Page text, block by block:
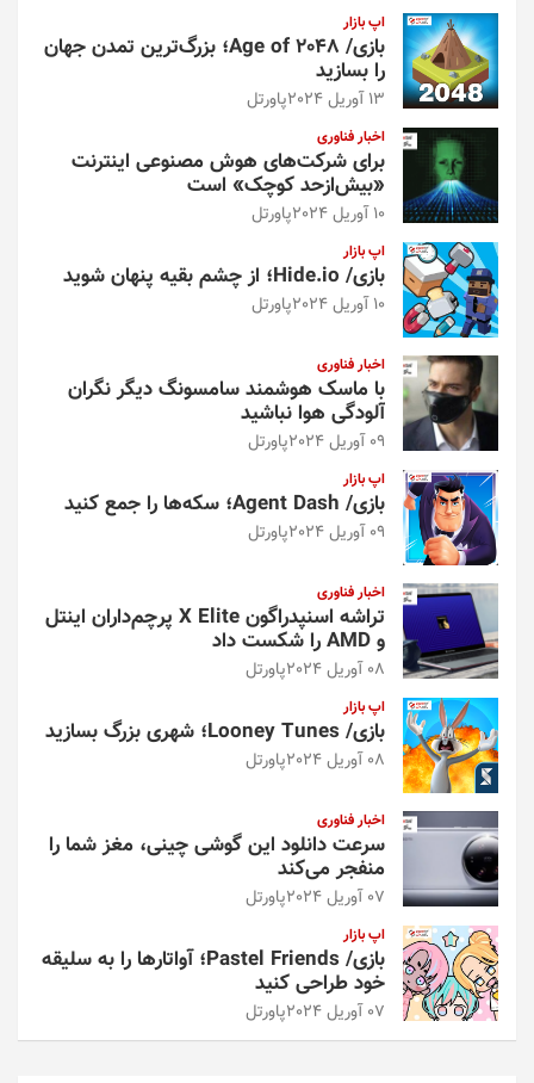
اپ بازار
بازی/ Age of 2048؛ بزرگ‌ترین تمدن جهان
را بسازید
13 آوریل 2024 پاورتل
اخبار فناوری
برای شرکت‌های هوش مصنوعی اینترنت
«بیش‌از‌حد کوچک» است
10 آوریل 2024 پاورتل
اپ بازار
بازی/ Hide.io؛ از چشم بقیه پنهان شوید
10 آوریل 2024 پاورتل
اخبار فناوری
با ماسک هوشمند سامسونگ دیگر نگران
آلودگی هوا نباشید
09 آوریل 2024 پاورتل
اپ بازار
بازی/ Agent Dash؛ سکه‌ها را جمع کنید
09 آوریل 2024 پاورتل
اخبار فناوری
تراشه اسنپدراگون X Elite پرچم‌داران اینتل
و AMD را شکست داد
08 آوریل 2024 پاورتل
اپ بازار
بازی/ Looney Tunes؛ شهری بزرگ بسازید
08 آوریل 2024 پاورتل
اخبار فناوری
سرعت دانلود این گوشی چینی، مغز شما را
منفجر می‌کند
07 آوریل 2024 پاورتل
اپ بازار
بازی/ Pastel Friends؛ آواتارها را به سلیقه
خود طراحی کنید
07 آوریل 2024 پاورتل